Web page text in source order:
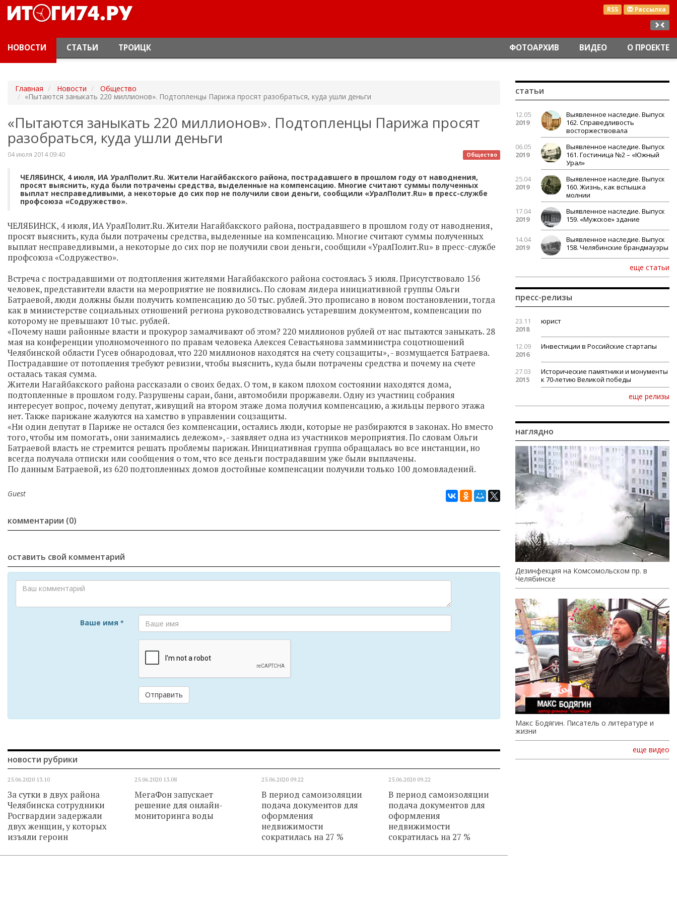
RSS Рассылка
НОВОСТИ СТАТЬИ ТРОИЦК ФОТОАРХИВ ВИДЕО О ПРОЕКТЕ
Главная Новости
Общество
«Пытаются заныкать 220 миллионов». Подтопленцы Парижа просят разобраться, куда ушли деньги
«Пытаются заныкать 220 миллионов». Подтопленцы Парижа просят
разобраться, куда ушли деньги
Общество
04 июля 2014 09:40
ЧЕЛЯБИНСК, 4 июля, ИА УралПолит.Ru. Жители Нагайбакского района, пострадавшего в прошлом году от наводнения,
просят выяснить, куда были потрачены средства, выделенные на компенсацию. Многие считают суммы полученных
выплат несправедливыми, а некоторые до сих пор не получили свои деньги, сообщили «УралПолит.Ru» в пресс-службе
профсоюза «Содружество».
ЧЕЛЯБИНСК, 4 июля, ИА УралПолит.Ru. Жители Нагайбакского района, пострадавшего в прошлом году от наводнения,
просят выяснить, куда были потрачены средства, выделенные на компенсацию. Многие считают суммы полученных
выплат несправедливыми, а некоторые до сих пор не получили свои деньги, сообщили «УралПолит.Ru» в пресс-службе
профсоюза «Содружество».
Встреча с пострадавшими от подтопления жителями Нагайбакского района состоялась 3 июля. Присутствовало 156
человек, представители власти на мероприятие не появились. По словам лидера инициативной группы Ольги
Батраевой, люди должны были получить компенсацию до 50 тыс. рублей. Это прописано в новом постановлении, тогда
как в министерстве социальных отношений региона руководствовались устаревшим документом, компенсации по
которому не превышают 10 тыс. рублей.
«Почему наши районные власти и прокурор замалчивают об этом? 220 миллионов рублей от нас пытаются заныкать. 28
мая на конференции уполномоченного по правам человека Алексея Севастьянова замминистра соцотношений
Челябинской области Гусев обнародовал, что 220 миллионов находятся на счету соцзащиты», - возмущается Батраева.
Пострадавшие от потопления требуют ревизии, чтобы выяснить, куда были потрачены средства и почему на счете
осталась такая сумма.
Жители Нагайбакского района рассказали о своих бедах. О том, в каком плохом состоянии находятся дома,
подтопленные в прошлом году. Разрушены сараи, бани, автомобили проржавели. Одну из участниц собрания
интересует вопрос, почему депутат, живущий на втором этаже дома получил компенсацию, а жильцы первого этажа
нет. Также парижане жалуются на хамство в управлении соцзащиты.
«Ни один депутат в Париже не остался без компенсации, остались люди, которые не разбираются в законах. Но вместо
того, чтобы им помогать, они занимались дележом», - заявляет одна из участников мероприятия. По словам Ольги
Батраевой власть не стремится решать проблемы парижан. Инициативная группа обращалась во все инстанции, но
всегда получала отписки или сообщения о том, что все деньги пострадавшим уже были выплачены.
По данным Батраевой, из 620 подтопленных домов достойные компенсации получили только 100 домовладений.
Guest
комментарии (0)
оставить свой комментарий
Ваше имя *
Отправить
новости рубрики
25.06.2020 13.10
За сутки в двух района
Челябинска сотрудники
Росгвардии задержали
двух женщин, у которых
изъяли героин
25.06.2020 13.08
МегаФон запускает
решение для онлайн-
мониторинга воды
25.06.2020 09.22
В период самоизоляции
подача документов для
оформления
недвижимости
сократилась на 27 %
25.06.2020 09.22
В период самоизоляции
подача документов для
оформления
недвижимости
сократилась на 27 %
статьи
12.05
2019
Выявленное наследие. Выпуск
162. Справедливость
восторжествовала
06.05
2019
Выявленное наследие. Выпуск
161. Гостиница №2 – «Южный
Урал»
25.04
2019
Выявленное наследие. Выпуск
160. Жизнь, как вспышка
молнии
17.04
2019
Выявленное наследие. Выпуск
159. «Мужское» здание
14.04
2019
Выявленное наследие. Выпуск
158. Челябинские брандмауэры
еще статьи
пресс-релизы
23.11
2018
юрист
12.09
2016
Инвестиции в Российские стартапы
27.03
2015
Исторические памятники и монументы
к 70-летию Великой победы
еще релизы
наглядно
Дезинфекция на Комсомольском пр. в
Челябинске
Макс Бодягин. Писатель о литературе и
жизни
еще видео